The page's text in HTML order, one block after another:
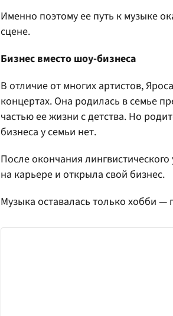
Именно поэтому ее путь к музыке
сцене.
Бизнес вместо шоу-бизнеса
В отличие от многих артистов,
концертах. Она родилась в семье
частью ее жизни с детства. Но
бизнеса у семьи нет.
После окончания
на карьере и открыла свой бизнес.
Музыка оставалась только хобби —